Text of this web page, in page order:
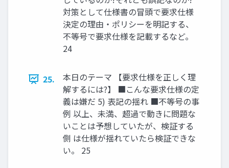
対策として仕様書の冒頭で要求仕様
決定の理由・ポリシーを明記する、
不等号で要求仕様を記載するなど。
24
25.
本日のテーマ 【要求仕様を正しく理
解するには?】 ■こんな要求仕様の定
義は嫌だ 5) 表記の揺れ ■不等号の事
例 以上、未満、超過で動きに問題な
いことは予想していたが、検証する
側 は仕様が揺れていたら検証できな
い。 25